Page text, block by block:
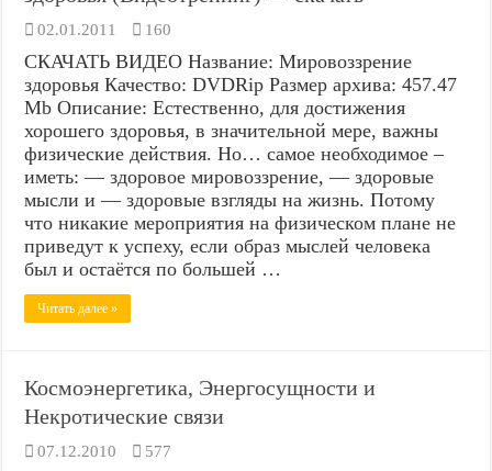
02.01.2011 160
СКАЧАТЬ ВИДЕО Название: Мировоззрение
здоровья Качество: DVDRip Размер архива: 457.47
Mb Описание: Естественно, для достижения
хорошего здоровья, в значительной мере, важны
физические действия. Но… самое необходимое –
иметь: — здоровое мировоззрение, — здоровые
мысли и — здоровые взгляды на жизнь. Потому
что никакие мероприятия на физическом плане не
приведут к успеху, если образ мыслей человека
был и остаётся по большей …
Читать далее »
Космоэнергетика, Энергосущности и
Некротические связи
07.12.2010 577